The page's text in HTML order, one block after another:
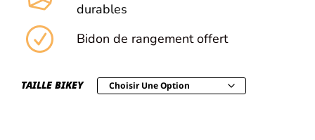
durables
Bidon de rangement offert
TAILLE BIKEY